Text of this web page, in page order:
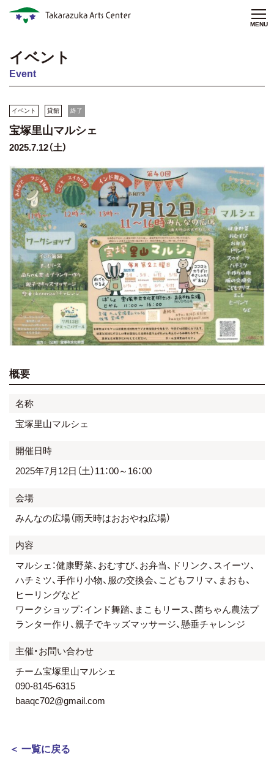
MENU
イベント
Event
イベント 貸館 終了
宝塚里山マルシェ
2025.7.12（土）
概要
名称
宝塚里山マルシェ
開催日時
2025年7月12日（土）11：00～16：00
会場
みんなの広場（雨天時はおおやね広場）
内容
マルシェ：健康野菜、おむすび、お弁当、ドリンク、スイーツ、
ハチミツ、手作り小物、服の交換会、こどもフリマ、まおも、
ヒーリングなど
ワークショップ：インド舞踏、まこもリース、菌ちゃん農法プ
ランター作り、親子でキッズマッサージ、懸垂チャレンジ
主催・お問い合わせ
チーム宝塚里山マルシェ
090-8145-6315
baaqc702@gmail.com
＜ 一覧に戻る